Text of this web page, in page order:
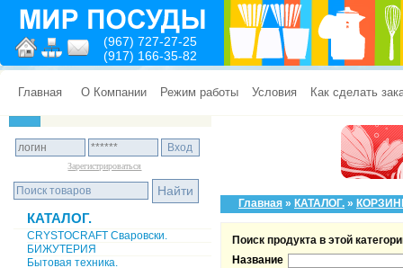
(967) 727-27-25
(917) 166-35-82
Главная О Компании Режим работы Условия Как сделать
Зарегистрироваться
КАТАЛОГ.
CRYSTOCRAFT Сваровски.
БИЖУТЕРИЯ
Бытовая техника.
Главная » КАТАЛОГ. »
Поиск продукта в этой
Название